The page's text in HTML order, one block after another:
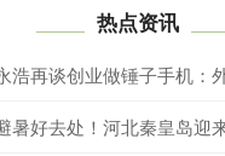
热点资讯
浩再谈创业做锤子手机：
暑好去处！河北秦皇岛迎